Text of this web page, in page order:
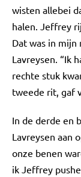
wisten allebei
halen. Jeffrey
Dat was in mijn
Lavreysen. “Ik
rechte stuk
tweede rit, gaf
In de derde en
Lavreysen aan
onze benen
ik Jeffrey